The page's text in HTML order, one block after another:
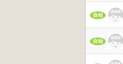
自动
自动